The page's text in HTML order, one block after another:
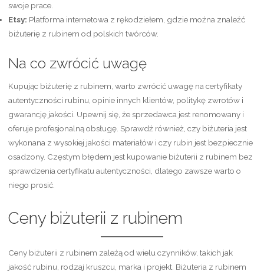
swoje prace.
Etsy: Platforma internetowa z rękodziełem, gdzie można znaleźć
biżuterię z rubinem od polskich twórców.
Na co zwrócić uwagę
Kupując biżuterię z rubinem, warto zwrócić uwagę na certyfikaty
autentyczności rubinu, opinie innych klientów, politykę zwrotów i
gwarancję jakości. Upewnij się, że sprzedawca jest renomowany i
oferuje profesjonalną obsługę. Sprawdź również, czy biżuteria jest
wykonana z wysokiej jakości materiałów i czy rubin jest bezpiecznie
osadzony. Częstym błędem jest kupowanie biżuterii z rubinem bez
sprawdzenia certyfikatu autentyczności, dlatego zawsze warto o
niego prosić.
Ceny biżuterii z rubinem
Ceny biżuterii z rubinem zależą od wielu czynników, takich jak
jakość rubinu, rodzaj kruszcu, marka i projekt. Biżuteria z rubinem